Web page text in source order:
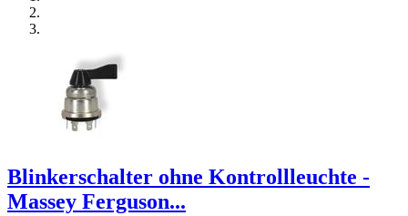
Blinkerschalter ohne Kontrollleuchte -
Massey Ferguson...